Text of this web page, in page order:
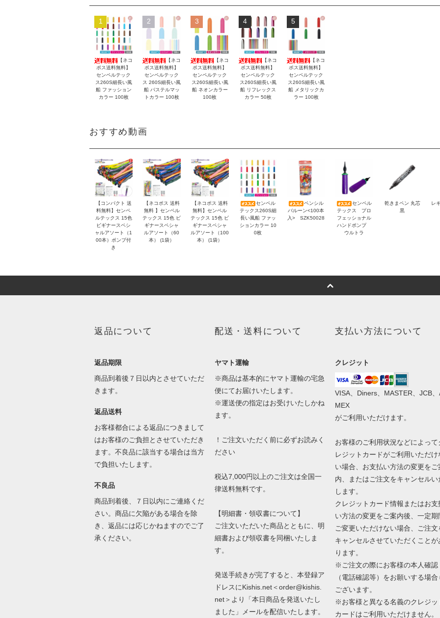
1
【ネコ
ポス送料無料】
センペルテック
ス260S細長い風
船 ファッション
カラー 100枚
2
【ネコ
ポス送料無料】
センペルテック
ス 260S細長い風
船 パステルマッ
トカラー 100枚
3
【ネコ
ポス送料無料】
センペルテック
ス260S細長い風
船 ネオンカラー
100枚
4
【ネコ
ポス送料無料】
センペルテック
ス260S細長い風
船 リフレックス
カラー 50枚
5
【ネコ
ポス送料無料】
センペルテック
ス260S細長い風
船 メタリックカ
ラー 100枚
おすすめ動画
【コンパクト 送
料無料】センペ
ルテックス 15色
ビギナースペシ
ャルアソート（1
00本）ポンプ付
き
【ネコポス 送料
無料 】センペル
テックス 15色 ビ
ギナースペシャ
ルアソート（60
本） (1袋）
【ネコポス 送料
無料】センペル
テックス 15色 ビ
ギナースペシャ
ルアソート（100
本） (1袋）
センペル
テックス260S細
長い風船 ファッ
ションカラー 10
0枚
ペンシル
バルーン<100本
入> SZK50028
センペル
テックス プロ
フェッショナル
ハンドポンプ
ウルトラ
乾きまペン 丸芯
黒
レ
返品について
返品期限
商品到着後７日以内とさせていただ
きます。
返品送料
お客様都合による返品につきまして
はお客様のご負担とさせていただき
ます。不良品に該当する場合は当方
で負担いたします。
不良品
商品到着後、７日以内にご連絡くだ
さい。商品に欠陥がある場合を除
き、返品には応じかねますのでご了
承ください。
配送・送料について
ヤマト運輸
※商品は基本的にヤマト運輸の宅急
便にてお届けいたします。
※運送便の指定はお受けいたしかね
ます。
！ご注文いただく前に必ずお読みく
ださい
税込7,000円以上のご注文は全国一
律送料無料です。
【明細書・領収書について】
ご注文いただいた商品とともに、明
細書および領収書を同梱いたしま
す。
発送手続きが完了すると、本登録ア
ドレスにKishis.net＜order@kishis.
net＞より「本日商品を発送いたし
ました」メールを配信いたします。
支払い方法について
クレジット
VISA、Diners、MASTER、JCB、
MEX
がご利用いただけます。
お客様のご利用状況などによって
レジットカードがご利用いただけ
い場合、お支払い方法の変更をご
内、またはご注文をキャンセルい
します。
クレジットカード情報またはお支
い方法の変更をご案内後、一定期
ご変更いただけない場合、ご注文
キャンセルさせていただくことが
ります。
※ご注文の際にお客様の本人確認
（電話確認等）をお願いする場合
ございます。
※お客様と異なる名義のクレジッ
カードはご利用いただけません。